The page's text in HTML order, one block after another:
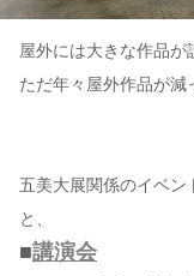
屋外には大きな作品が
ただ年々屋外作品が減
五美大展関係のイベ
と、
■講演会